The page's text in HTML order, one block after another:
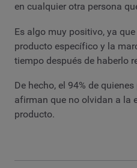
en cualquier otra persona
Es algo muy positivo, ya
producto específico y la
tiempo después de haberlo
De hecho, el 94% de
afirman que no olvidan a la
producto.